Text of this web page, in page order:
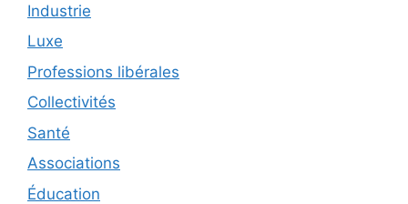
Industrie
Luxe
Professions libérales
Collectivités
Santé
Associations
Éducation